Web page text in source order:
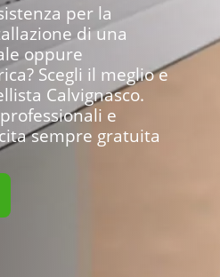
per la
di una
oppure
Scegli il meglio e
Calvignasco.
e
sempre gratuita